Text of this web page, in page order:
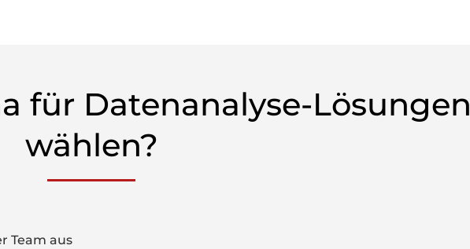
für Datenanalyse-Lösungen
wählen?
Team aus